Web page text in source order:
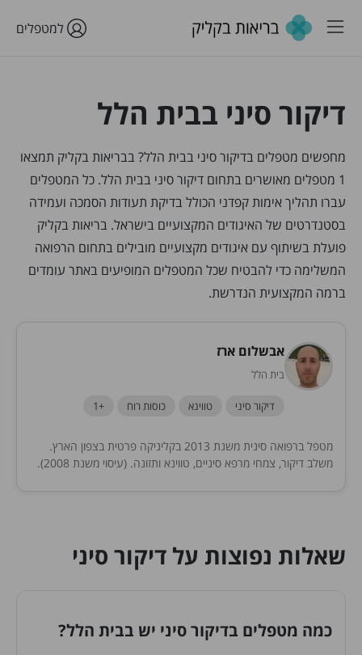
למטפלים
דיקור סיני בבית הלל
מחפשים מטפלים בדיקור סיני בבית הלל? בבריאות בקליק תמצאו
1 מטפלים מאושרים בתחום דיקור סיני בבית הלל. כל המטפלים
עברו תהליך אימות קפדני הכולל בדיקת תעודות הסמכה ועמידה
בסטנדרטים של האיגודים המקצועיים בישראל. בריאות בקליק
פועלת בשיתוף עם איגודים מקצועיים מובילים בתחום הרפואה
המשלימה כדי להבטיח שכל המטפלים המופיעים באתר עומדים
ברמה המקצועית הנדרשת.
אבשלום ארז
בית הלל
דיקור סיני טווינא כוסות רוח +1
מטפל ברפואה סינית משנת 2013 בקליניקה פרטית בצפון הארץ.
משלב דיקור, צמחי מרפא סיניים, טווינא ותזונה. (עיסוי משנת 2008).
שאלות נפוצות על דיקור סיני
כמה מטפלים בדיקור סיני יש בבית הלל?